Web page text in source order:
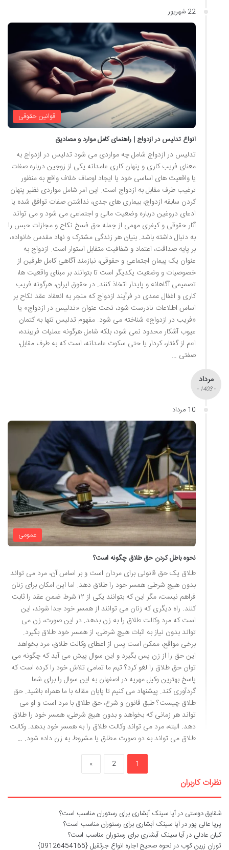
22 شهریور
قوانین حقوقی
انواع تدلیس در ازدواج | راهنمای کامل موارد و مصادیق
تدلیس در ازدواج شامل چه مواردی می شود تدلیس در ازدواج به
معنای فریب کاری و پنهان کاری عامدانه یکی از زوجین درباره صفات
یا واقعیت های اساسی خود یا ایجاد اوصاف خلاف واقع به منظور
ترغیب طرف مقابل به ازدواج است. این امر شامل مواردی نظیر پنهان
کردن سابقه ازدواج، بیماری های جدی، نداشتن صفات توافق شده یا
ادعای دروغین درباره وضعیت مالی و اجتماعی می شود و می تواند
آثار حقوقی و کیفری مهمی از جمله حق فسخ نکاح و مجازات حبس را
به دنبال داشته باشد. بنیان هر زندگی مشترک و نهاد مقدس خانواده،
بر پایه صداقت، اعتماد و شفافیت متقابل استوار است. ازدواج به
عنوان یک پیمان اجتماعی و حقوقی، نیازمند آگاهی کامل طرفین از
خصوصیات و وضعیت یکدیگر است تا بتوانند بر مبنای واقعیت ها،
تصمیمی آگاهانه و پایدار اتخاذ کنند. در حقوق ایران، هرگونه فریب
کاری و اغفال عمدی در فرآیند ازدواج که منجر به انعقاد عقد نکاح بر
اساس اطلاعات نادرست شود، تحت عنوان «تدلیس در ازدواج» یا
«فریب در ازدواج» شناخته می شود. مفهوم تدلیس تنها به کتمان
عیوب آشکار محدود نمی شود، بلکه شامل هرگونه عملیات فریبنده،
اعم از گفتار، کردار یا حتی سکوت عامدانه، است که به طرف مقابل،
صفتی …
مرداد
- 1403 -
10 مرداد
عمومی
نحوه باطل کردن حق طلاق چگونه است؟
طلاق یک حق قانونی برای مردان است و بر اساس آن، مرد می تواند
بدون هیچ شرطی همسر خود را طلاق دهد. اما این امکان برای زنان
فراهم نیست، مگر این که بتوانند یکی از ۱۲ شرط ضمن عقد را ثابت
کنند. راه دیگری که زنان می توانند از همسر خود جدا شوند، این
است که مرد وکالت طلاق را به زن بدهد. در این صورت، زن می
تواند بدون نیاز به اثبات هیچ شرطی، از همسر خود طلاق بگیرد.
برخی مواقع، ممکن است پس از اعطای وکالت طلاق، مرد بخواهد
این حق را از زن پس بگیرد و این سوال پیش می آید که چگونه می
توان حق طلاق را لغو کرد؟ تیم ما تمامی تلاش خود را کرده است که
پاسخ بهترین وکیل مهریه در اصفهان به این سوال را برای شما
گردآوری کند. پیشنهاد می کنیم تا پایان مقاله با ما همراه باشید. حق
طلاق چیست؟ طبق قانون و شرع، حق طلاق با مرد است و او می
تواند هر زمانی که بخواهد و بدون هیچ شرطی، همسر خود را طلاق
دهد. البته، مرد می تواند وکالت طلاق را به همسر خود بدهد. وکالت
طلاق می تواند به دو صورت مطلق یا مشروط به زن داده شود. …
1
2
»
نظرات کاربران
شقایق دوستی درآیا سینک آبشاری برای رستوران مناسب است؟
پریا عالی پوردرآیا سینک آبشاری برای رستوران مناسب است؟
کیان عادلی درآیا سینک آبشاری برای رستوران مناسب است؟
توران زرین کوب درنحوه صحیح اجاره انواع جرثقیل {09126454165}